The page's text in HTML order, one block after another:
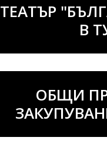
ТЕАТЪР
В
ОБЩИ